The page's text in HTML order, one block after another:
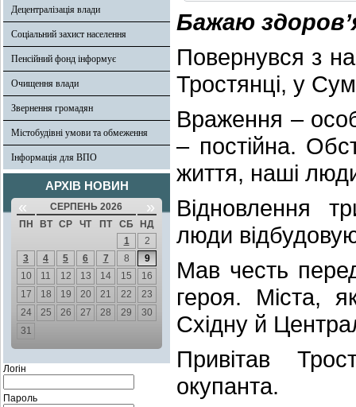
Децентралізація влади
Соціальний захист населення
Пенсійний фонд інформує
Очищення влади
Звернення громадян
Містобудівні умови та обмеження
Інформація для ВПО
АРХІВ НОВИН
« СЕРПЕНЬ 2026 »
ПН ВТ СР ЧТ ПТ СБ
НД
1
2
3
4 5 6 7 8
9
10
11 12 13 14 15
16
17
18 19 20 21 22
23
24
25 26 27 28 29
30
31
Логін
Пароль
Бажаю
Повернувся з
Тростянці, у
Враження –
– постійна.
життя, наші
Відновлення
люди
Мав честь
героя. Міста,
Східну й
Привітав
окупанта.